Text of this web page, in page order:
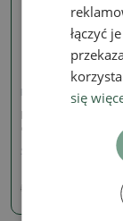
Podpisane
cm, kolor
1167-CH-2022-
51.62
łączyć
się